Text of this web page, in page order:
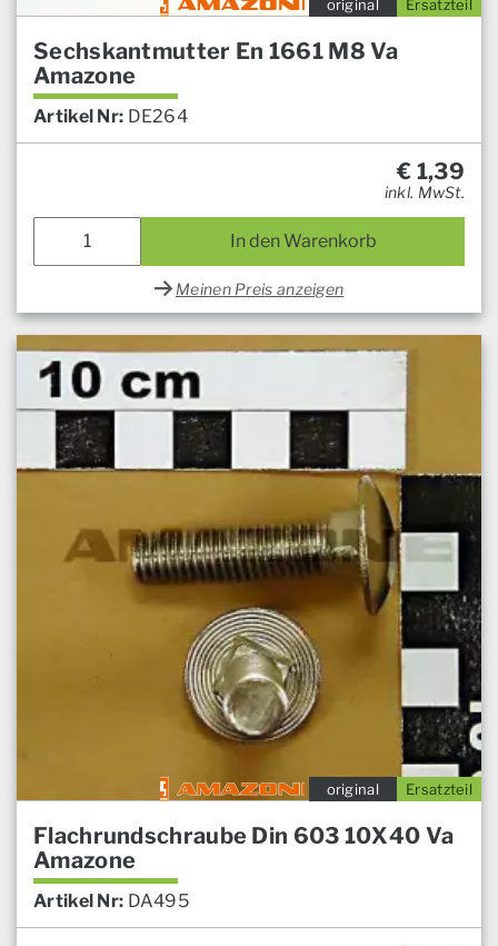
Ersatzteil
original
Sechskantmutter En 1661 M8 Va
Amazone
Artikel Nr: DE264
€ 1,39
inkl. MwSt.
In den Warenkorb
Meinen Preis anzeigen
Ersatzteil
original
Flachrundschraube Din 603 10X40 Va
Amazone
Artikel Nr: DA495